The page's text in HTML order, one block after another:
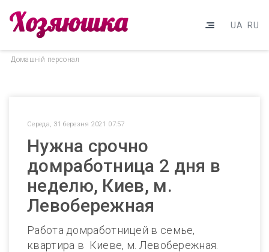
UA RU
Домашнiй персонал
Середа, 31 березня 2021 07:57
Нужна срочно
домработница 2 дня в
неделю, Киев, м.
Левобережная
Работа домработницей в семье,
квартира в Киеве, м. Левобережная.